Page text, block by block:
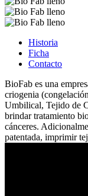
Historia
Ficha
Contacto
BioFab es una
criogenia
Umbilical, Tejido de
brindar tratamiento
cánceres.
patentada, imprimir